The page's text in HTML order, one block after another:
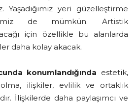
Yaşadığımız yeri güzelleştirme
de mümkün. Artistik
için özellikle bu alanlarda
daha kolay akacak.
konumlandığında estetik,
ilişkiler, evlilik ve ortaklık
İlişkilerde daha paylaşımcı ve